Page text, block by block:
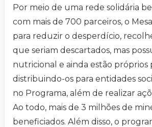
Por meio de uma rede solidária
com mais de 700 parceiros, o
para reduzir o desperdício,
que seriam descartados, mas
nutricional e ainda estão próprios
distribuindo-os para entidades
no Programa, além de realizar
Ao todo, mais de 3 milhões de
beneficiados. Além disso, o